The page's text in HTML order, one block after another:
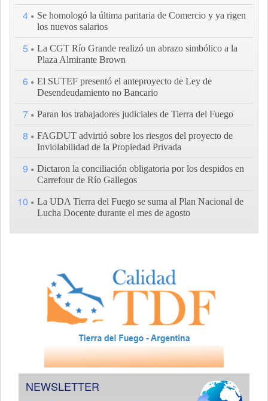
4
Se homologó la última paritaria de Comercio y ya rigen
los nuevos salarios
5
La CGT Río Grande realizó un abrazo simbólico a la
Plaza Almirante Brown
6
El SUTEF presentó el anteproyecto de Ley de
Desendeudamiento no Bancario
7 Paran los trabajadores judiciales de Tierra del Fuego
8
FAGDUT advirtió sobre los riesgos del proyecto de
Inviolabilidad de la Propiedad Privada
9
Dictaron la conciliación obligatoria por los despidos en
Carrefour de Río Gallegos
10
La UDA Tierra del Fuego se suma al Plan Nacional de
Lucha Docente durante el mes de agosto
NEWSLETTER